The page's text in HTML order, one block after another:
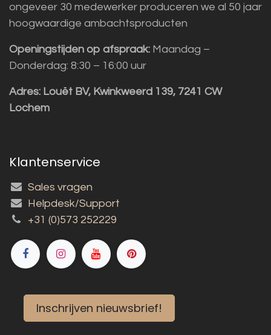
ongeveer 30 medewerker produceren we al 50 jaar
hoogwaardige ambachtsproducten
Openingstijden op afspraak: Maandag –
Donderdag: 8:30 – 16:00 uur
Adres: Louët BV, Kwinkweerd 139, 7241 CW
Lochem
Klantenservice
Sales vragen
Helpdesk/Support
+31 (0)573 252229
Inschrijven nieuwsbrief!